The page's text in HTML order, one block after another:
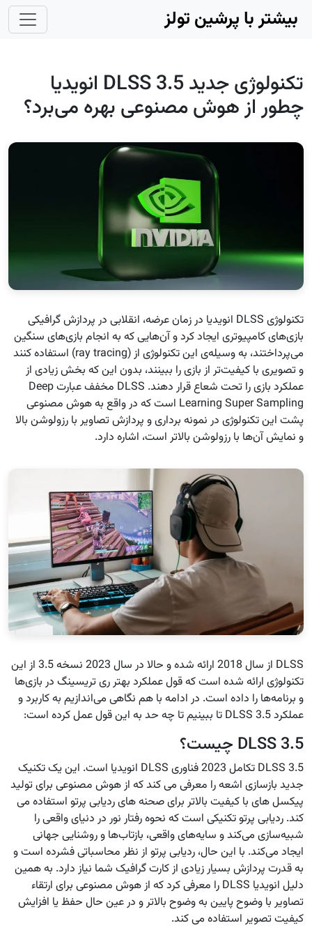
Skip to main content
بیشتر با پرشین تولز
تکنولوژی جدید DLSS 3.5 انویدیا
چطور از هوش مصنوعی بهره می‌برد؟
تکنولوژی DLSS‌ انویدیا در زمان عرضه، انقلابی در پردازش گرافیکی
بازی‌های کامپیوتری ایجاد کرد و آن‌هایی که به انجام بازی‌های سنگین
می‌پرداختند، به وسیله‌ی این تکنولوژی از (ray tracing) استفاده کنند
و تصویری با کیفیت‌تر از بازی را ببینند، بدون این که بخش زیادی از
عملکرد بازی را تحت شعاع قرار دهند. DLSS‌ مخفف عبارت Deep
Learning Super Sampling است که در واقع به هوش مصنوعی
پشت این تکنولوژی در نمونه برداری و پردازش تصاویر با رزولوشن بالا
و نمایش آن‌ها با رزولوشن بالاتر است، اشاره دارد.
DLSS‌ از سال 2018 ارائه شده و حالا در سال 2023 نسخه 3.5 از این
تکنولوژی ارائه شده است که قول عملکرد بهتر ری تریسینگ در بازی‌ها
و برنامه‌ها را داده است. در ادامه با هم نگاهی می‌اندازیم به کاربرد و
عملکرد DLSS 3.5 تا ببینیم تا چه حد به این قول عمل کرده است:
DLSS 3.5 چیست؟
DLSS 3.5 تکامل 2023 فناوری DLSS انویدیا است. این یک تکنیک
جدید بازسازی اشعه را معرفی می کند که از هوش مصنوعی برای تولید
پیکسل های با کیفیت بالاتر برای صحنه های ردیابی پرتو استفاده می
کند. ردیابی پرتو تکنیکی است که نحوه رفتار نور در دنیای واقعی را
شبیه‌سازی می‌کند و سایه‌های واقعی، بازتاب‌ها و روشنایی جهانی
ایجاد می‌کند. با این حال، ردیابی پرتو از نظر محاسباتی فشرده است و
به قدرت پردازش بسیار زیادی از کارت گرافیک شما نیاز دارد. به همین
دلیل انویدیا DLSS را معرفی کرد که از هوش مصنوعی برای ارتقاء
تصاویر با وضوح پایین به وضوح بالاتر و در عین حال حفظ یا افزایش
کیفیت تصویر استفاده می کند.